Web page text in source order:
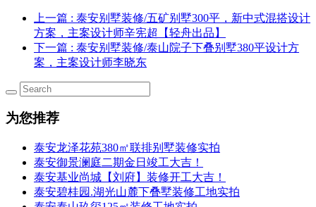
上一篇 : 泰安别墅装修/五矿别墅300平，新中式混搭设计
方案，主案设计师辛宪超【轻舟出品】
下一篇 : 泰安别墅装修/泰山院子下叠别墅380平设计方
案，主案设计师李晓东
为您推荐
泰安龙泽花苑380㎡联排别墅装修实拍
泰安御景澜庭二期金日竣工大吉！
泰安基业尚城【刘府】装修开工大吉！
泰安碧桂园.湖光山麓下叠墅装修工地实拍